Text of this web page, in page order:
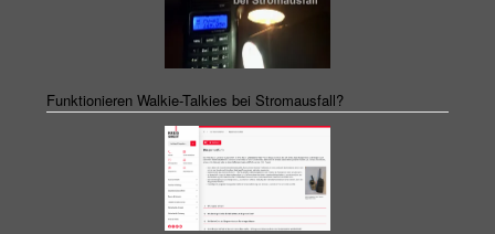
Funktionieren Walkie-Talkies bei Stromausfall?